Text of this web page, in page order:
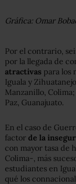
Gráfica: Omar
Por el contrario,
por la llegada de
atractivas para los
Iguala y
Manzanillo,
Paz, Guanajuato.
En el caso de
factor de la
con mayor tasa de
Colima-, más
estudiantes en
qué los